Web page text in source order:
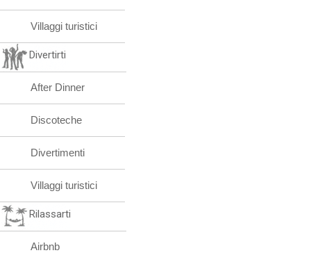
Villaggi turistici
Divertirti
After Dinner
Discoteche
Divertimenti
Villaggi turistici
Rilassarti
Airbnb